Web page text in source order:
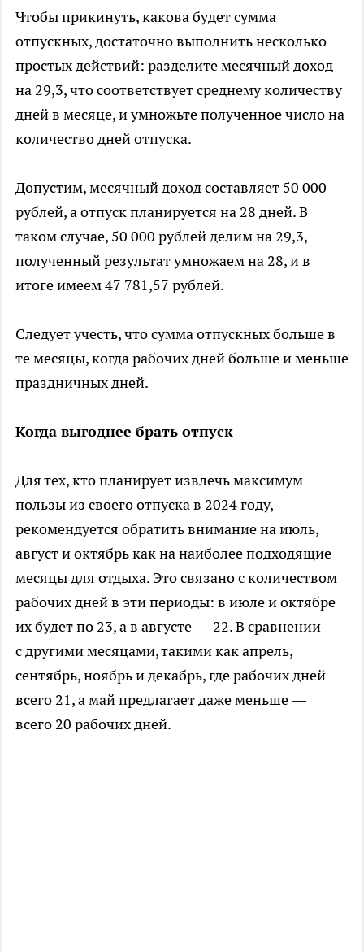
Чтобы прикинуть, какова будет сумма
отпускных, достаточно выполнить несколько
простых действий: разделите месячный доход
на 29,3, что соответствует среднему количеству
дней в месяце, и умножьте полученное число на
количество дней отпуска.
Допустим, месячный доход составляет 50 000
рублей, а отпуск планируется на 28 дней. В
таком случае, 50 000 рублей делим на 29,3,
полученный результат умножаем на 28, и в
итоге имеем 47 781,57 рублей.
Следует учесть, что сумма отпускных больше в
те месяцы, когда рабочих дней больше и меньше
праздничных дней.
Когда выгоднее брать отпуск
Для тех, кто планирует извлечь максимум
пользы из своего отпуска в 2024 году,
рекомендуется обратить внимание на июль,
август и октябрь как на наиболее подходящие
месяцы для отдыха. Это связано с количеством
рабочих дней в эти периоды: в июле и октябре
их будет по 23, а в августе — 22. В сравнении
с другими месяцами, такими как апрель,
сентябрь, ноябрь и декабрь, где рабочих дней
всего 21, а май предлагает даже меньше —
всего 20 рабочих дней.